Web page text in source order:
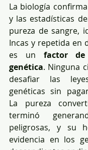
La biología
y las estadísticas
pureza de sangre,
Incas y repetida en
es un factor de
genética. Ninguna
desafiar las
genéticas sin
La pureza
terminó
peligrosas, y su
evidencia en los